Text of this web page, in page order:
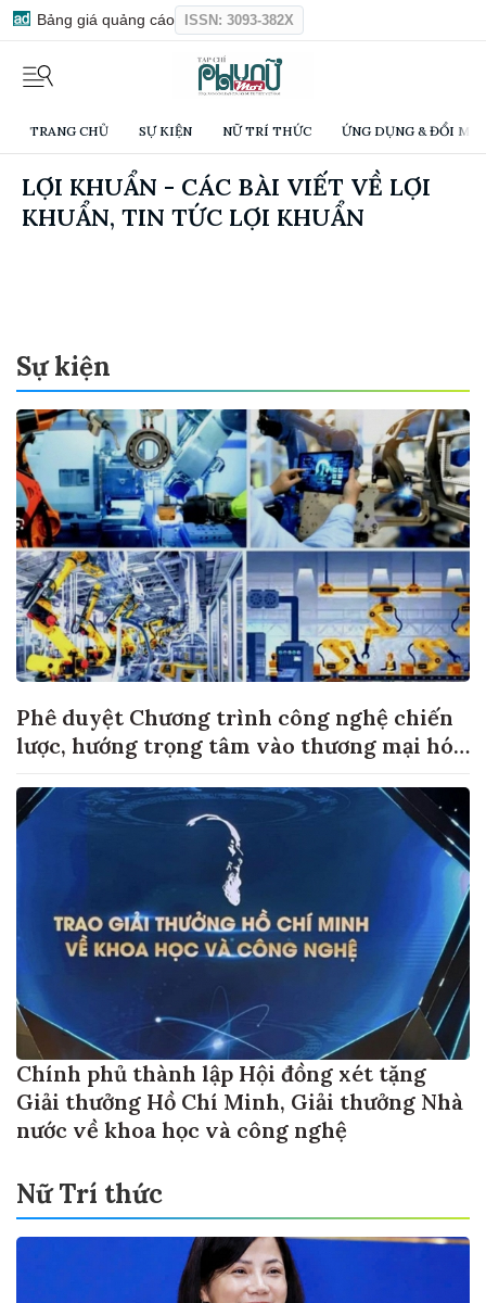
Bảng giá quảng cáo ISSN: 3093-382X
TRANG CHỦ SỰ KIỆN NỮ TRÍ THỨC ỨNG DỤNG & ĐỔI
LỢI KHUẨN - CÁC BÀI VIẾT VỀ LỢI
KHUẨN, TIN TỨC LỢI KHUẨN
Sự kiện
Phê duyệt Chương trình công nghệ chiến
lược, hướng trọng tâm vào thương mại hóa
Chính phủ thành lập Hội đồng xét tặng
Giải thưởng Hồ Chí Minh, Giải thưởng Nhà
nước về khoa học và công nghệ
Nữ Trí thức